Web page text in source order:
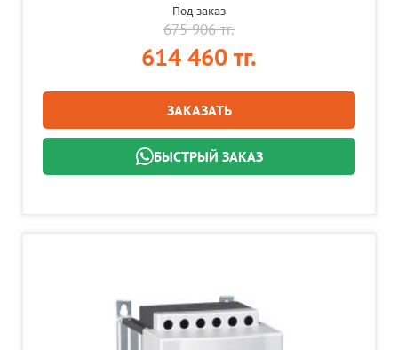
Под заказ
675 906 тг.
614 460 тг.
ЗАКАЗАТЬ
БЫСТРЫЙ ЗАКАЗ